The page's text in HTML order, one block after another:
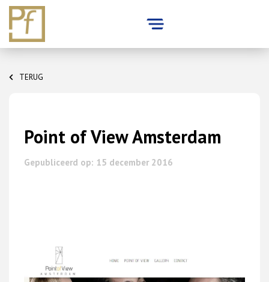
content
TERUG
Point of View Amsterdam
Gepubliceerd op: 15 december 2016